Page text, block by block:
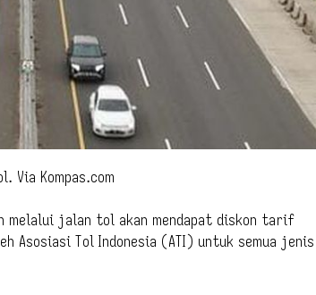
Via Kompas.com
melalui jalan tol akan mendapat diskon tarif
Asosiasi Tol Indonesia (ATI) untuk semua jenis